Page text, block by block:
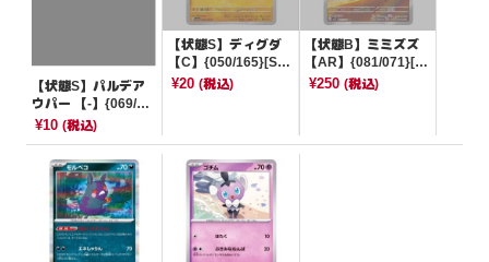
【状態S】パルデア
ウパー 【-】{069/13
9}[SVD]
¥10 (税込)
【状態S】ディグダ
【C】{050/165}[SV
2a]
¥20(税込)
【状態B】ミミズズ
【AR】{081/071}[S
V2P]
¥250 (税込)